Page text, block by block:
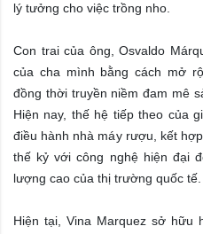
lý tưởng cho việc trồng nho.
Con trai của ông, Osvaldo
của cha mình bằng cách mở
đồng thời truyền niềm đam mê
Hiện nay, thế hệ tiếp theo của
điều hành nhà máy rượu, kết
thế kỷ với công nghệ hiện đại
lượng cao của thị trường quốc tế.
Hiện tại, Vina Marquez sở